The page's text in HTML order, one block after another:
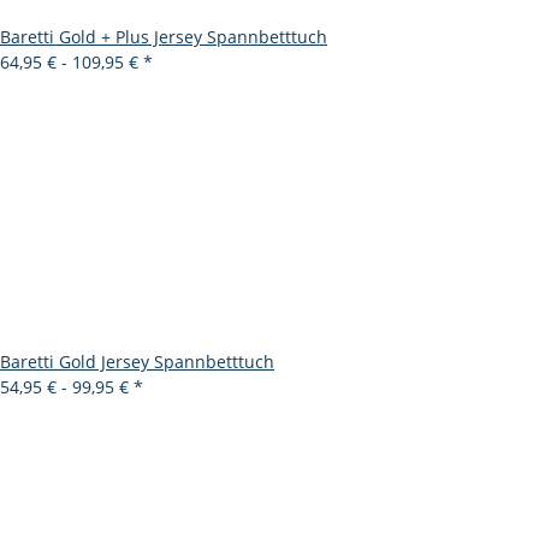
Baretti Gold + Plus Jersey Spannbetttuch
64,95 € - 109,95 € *
Baretti Gold Jersey Spannbetttuch
54,95 € - 99,95 € *